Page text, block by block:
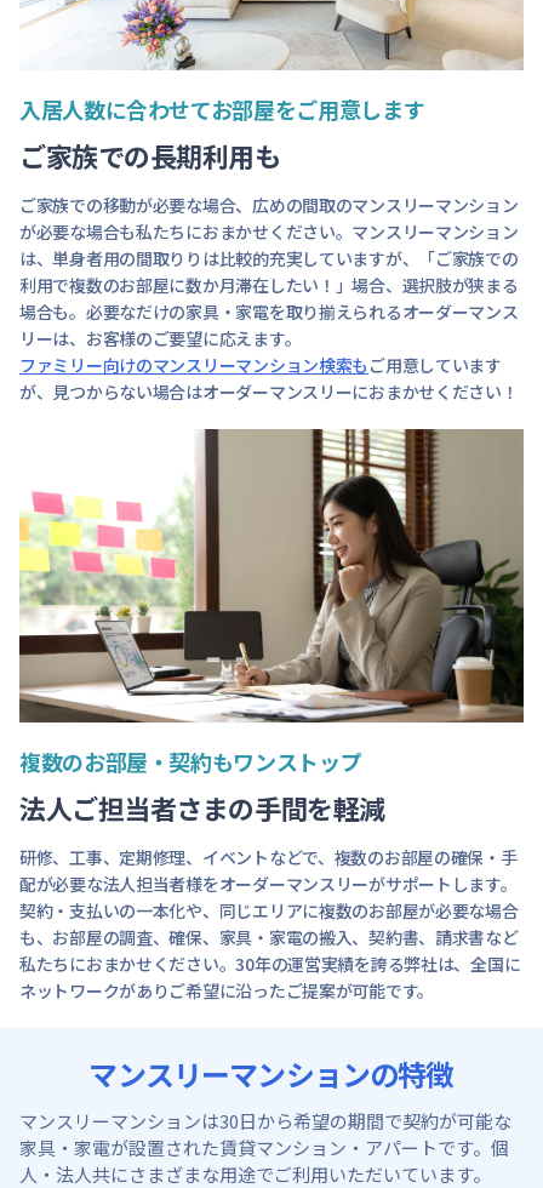
入居人数に合わせてお部屋をご用意します
ご家族での長期利用も
ご家族での移動が必要な場合、広めの間取のマンスリーマンション
が必要な場合も私たちにおまかせください。マンスリーマンション
は、単身者用の間取りりは比較的充実していますが、「ご家族での
利用で複数のお部屋に数か月滞在したい！」場合、選択肢が狭まる
場合も。必要なだけの家具・家電を取り揃えられるオーダーマンス
リーは、お客様のご要望に応えます。
ファミリー向けのマンスリーマンション検索も ご用意しています
が、見つからない場合はオーダーマンスリーにおまかせください！
複数のお部屋・契約もワンストップ
法人ご担当者さまの手間を軽減
研修、工事、定期修理、イベントなどで、複数のお部屋の確保・手
配が必要な法人担当者様をオーダーマンスリーがサポートします。
契約・支払いの一本化や、同じエリアに複数のお部屋が必要な場合
も、お部屋の調査、確保、家具・家電の搬入、契約書、請求書など
私たちにおまかせください。30年の運営実績を誇る弊社は、全国に
ネットワークがありご希望に沿ったご提案が可能です。
マンスリーマンションの特徴
マンスリーマンションは30日から希望の期間で契約が可能な
家具・家電が設置された賃貸マンション・アパートです。 個
人・法人共にさまざまな用途でご利用いただいています。